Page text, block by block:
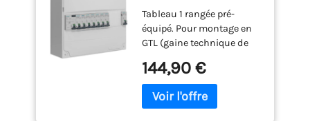
Diff 40A
Tableau 1 rangée pré-
équipé. Pour montage en
GTL (gaine technique de
Contient : 1 interrupteur
différentiel 30mA 40A type
AC 2 disjoncteurs 10A + 3
144,90 €